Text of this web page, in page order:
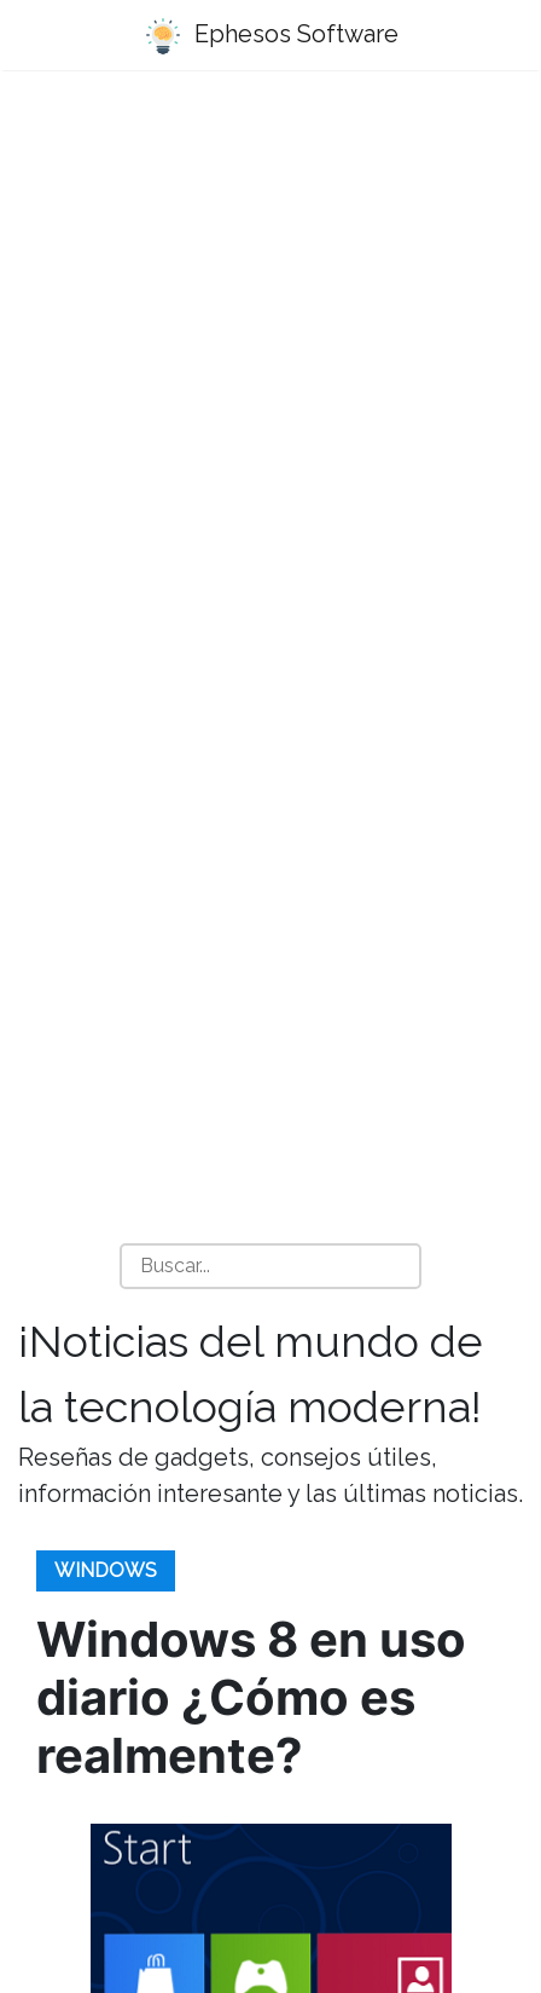
Ephesos Software
¡Noticias del mundo de
la tecnología moderna!
Reseñas de gadgets, consejos útiles,
información interesante y las últimas noticias.
WINDOWS
Windows 8 en uso
diario ¿Cómo es
realmente?